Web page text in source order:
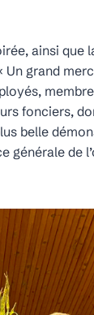
ainsi que
Un grand
fonciers,
belle
de